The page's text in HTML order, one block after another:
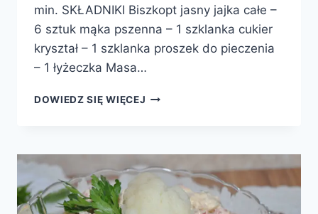
min. SKŁADNIKI Biszkopt jasny jajka całe –
6 sztuk mąka pszenna – 1 szklanka cukier
kryształ – 1 szklanka proszek do pieczenia
– 1 łyżeczka Masa…
DOWIEDZ SIĘ WIĘCEJ